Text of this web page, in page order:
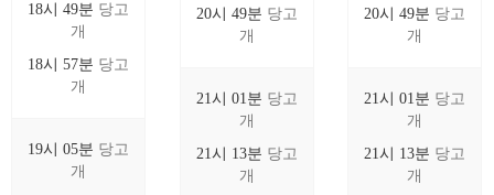
18시 49분 당고
개
18시 57분 당고
개
19시 05분 당고
개
20시 49분 당고
개
21시 01분 당고
개
21시 13분 당고
개
20시 49분 당고
개
21시 01분 당고
개
21시 13분 당고
개